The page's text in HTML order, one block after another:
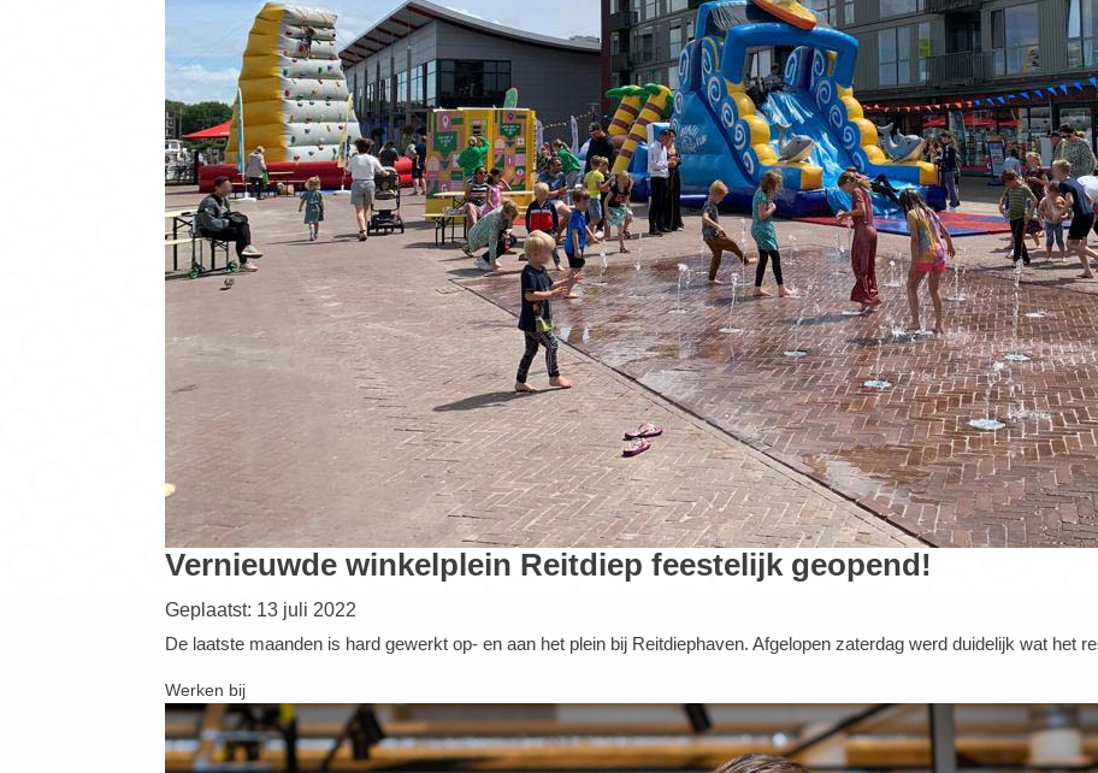
Vernieuwde winkelplein Reitdiep feestelijk geopend!
Geplaatst: 13 juli 2022
De laatste maanden is hard gewerkt op- en aan het plein bij Reitdiephaven. Afgelopen zaterdag werd duidelijk wat het
Werken bij